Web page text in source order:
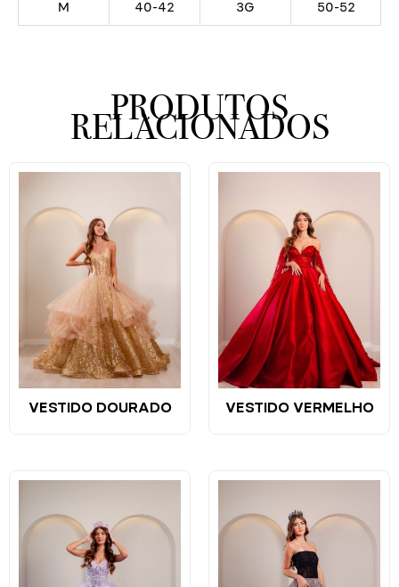
M 40-42 3G 50-52
PRODUTOS
RELACIONADOS
VESTIDO DOURADO VESTIDO VERMELHO